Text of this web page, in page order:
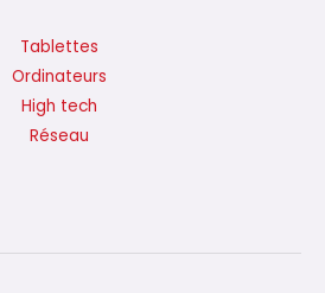
Tablettes
Ordinateurs
High tech
Réseau